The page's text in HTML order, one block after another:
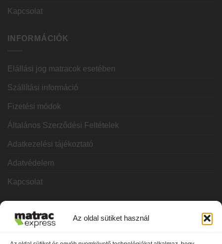
Az oldal sütiket használ
Kapcsolat
INFORMÁCIÓK
Elállási jog matracok esetében
Szállítási információ
Fizetési módok
Általános Szerződési Feltételek
Adatkezelési tájékoztató
Adatvédelem
Kapcsolat
KATEGÓRIÁK